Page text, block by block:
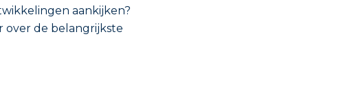
aankijken?
over de belangrijkste